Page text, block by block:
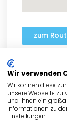
zum
Wir verwenden
Wir können diese
unsere Webseite zu
und Ihnen ein
Informationen zu
Einstellungen.